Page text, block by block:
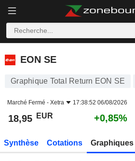
EON SE
EON SE
Graphique Total Return EON SE
Marché Fermé - Xetra 17:38:52 06/08/2026
18,95 EUR +0,85%
Synthèse Cotations Graphiques